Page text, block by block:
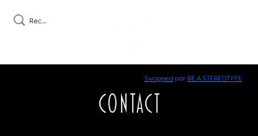
Swapped par BE A STEREOTYPE
Contact